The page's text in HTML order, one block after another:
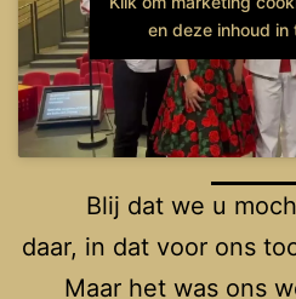
en deze inhoud in
Blij dat we u
daar, in dat voor ons
Maar het was ons